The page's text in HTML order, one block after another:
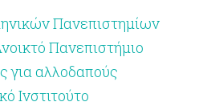
Πανεπιστημίων
Πανεπιστήμιο
για αλλοδαπούς
Ινστιτούτο